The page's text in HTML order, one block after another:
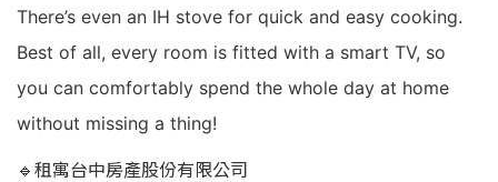
There’s even an IH stove for quick and easy cooking.
Best of all, every room is fitted with a smart TV, so
you can comfortably spend the whole day at home
without missing a thing!
🔹租寓台中房產股份有限公司